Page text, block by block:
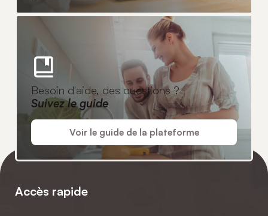
Besoin d'aide, des questions ?
Suivez le guide
Voir le guide de la plateforme
Accès rapide